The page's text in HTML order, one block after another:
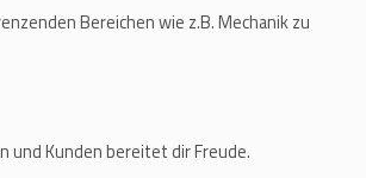
Bereichen wie z.B. Mechanik zu
und Kunden bereitet dir Freude.